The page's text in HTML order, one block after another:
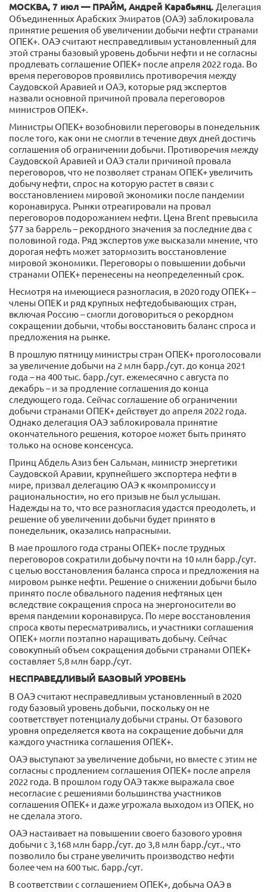
МОСКВА, 7 июл — ПРАЙМ, Андрей Карабьянц. Делегация
Объединенных Арабских Эмиратов (ОАЭ) заблокировала
принятие решения об увеличении добычи нефти странами
ОПЕК+. ОАЭ считают несправедливым установленный для
этой страны базовый уровень добычи нефти и не согласны
продлевать соглашение ОПЕК+ после апреля 2022 года. Во
время переговоров проявились противоречия между
Саудовской Аравией и ОАЭ, которые ряд экспертов
назвали основной причиной провала переговоров
министров ОПЕК+.
Министры ОПЕК+ возобновили переговоры в понедельник
после того, как они не смогли в течение двух дней достичь
соглашения об ограничении добычи. Противоречия между
Саудовской Аравией и ОАЭ стали причиной провала
переговоров, что не позволяет странам ОПЕК+ увеличить
добычу нефти, спрос на которую растет в связи с
восстановлением мировой экономики после пандемии
коронавируса. Рынки отреагировали на провал
переговоров подорожанием нефти. Цена Brent превысила
$77 за баррель – рекордного значения за последние два с
половиной года. Ряд экспертов уже высказали мнение, что
дорогая нефть может затормозить восстановление
мировой экономики. Переговоры о повышении добычи
странами ОПЕК+ перенесены на неопределенный срок.
Несмотря на имеющиеся разногласия, в 2020 году ОПЕК+ –
члены ОПЕК и ряд крупных нефтедобывающих стран,
включая Россию – смогли договориться о рекордном
сокращении добычи, чтобы восстановить баланс спроса и
предложения на рынке.
В прошлую пятницу министры стран ОПЕК+ проголосовали
за увеличение добычи на 2 млн барр./сут. до конца 2021
года – на 400 тыс. барр./сут. ежемесячно с августа по
декабрь – и за продление соглашения до конца
следующего года. Сейчас соглашение об ограничении
добычи странами ОПЕК+ действует до апреля 2022 года.
Однако делегация ОАЭ заблокировала принятие
окончательного решения, которое может быть принято
только на основе консенсуса.
Принц Абдель Азиз бен Сальман, министр энергетики
Саудовской Аравии, крупнейшего экспортера нефти в
мире, призвал делегацию ОАЭ к «компромиссу и
рациональности», но его призыв не был услышан.
Надежды на то, что все разногласия удастся преодолеть, и
решение об увеличении добычи будет принято в
понедельник, оказались напрасными.
В мае прошлого года страны ОПЕК+ после трудных
переговоров сократили добычу почти на 10 млн барр./сут.
с целью восстановления баланса спроса и предложения на
мировом рынке нефти. Решение о снижении добычи было
принято после обвального падения нефтяных цен
вследствие сокращения спроса на энергоносители во
время пандемии коронавируса. По мере восстановления
спроса квоты пересматривались, и участники соглашения
ОПЕК+ могли поэтапно наращивать добычу. Сейчас
совокупный объем сокращения добычи странами ОПЕК+
составляет 5,8 млн барр./сут.
НЕСПРАВЕДЛИВЫЙ БАЗОВЫЙ УРОВЕНЬ
В ОАЭ считают несправедливым установленный в 2020
году базовый уровень добычи, поскольку он не
соответствует потенциалу добычи страны. От базового
уровня определяется квота на сокращение добычи для
каждого участника соглашения ОПЕК+.
ОАЭ выступают за увеличение добычи, но вместе с этим не
согласны с продлением соглашения ОПЕК+ после апреля
2022 года. В прошлом году ОАЭ также выражала свое
несогласие с решениями большинства участников
соглашения ОПЕК+ и даже угрожала выходом из ОПЕК, но
не сделала этого.
ОАЭ настаивает на повышении своего базового уровня
добычи с 3,168 млн барр./сут. до 3,8 млн барр./сут., что
позволило бы стране увеличить производство нефти
более чем на 600 тыс. барр./сут.
В соответствии с соглашением ОПЕК+, добыча ОАЭ в